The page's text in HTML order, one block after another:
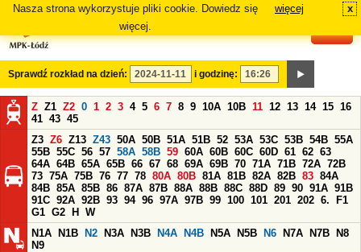
Nasza strona wykorzystuje pliki cookie. Dowiedz się
więcej.
więcej x
Sprawdź rozkład na dzień: i godzinę:
Z Z1 Z2 0 1 2 3 4 5 6 7 8 9 10A 10B 11 12 13 14 15 16
41 43 45
Z3 Z6 Z13 Z43 50A 50B 51A 51B 52 53A 53C 53B 54B 55A
55B 55C 56 57 58A 58B 59 60A 60B 60C 60D 61 62 63
64A 64B 65A 65B 66 67 68 69A 69B 70 71A 71B 72A 72B
73 75A 75B 76 77 78 80A 80B 81A 81B 82A 82B 83 84A
84B 85A 85B 86 87A 87B 88A 88B 88C 88D 89 90 91A 91B
91C 92A 92B 93 94 96 97A 97B 99 100 101 201 202 6.
F1
G1 G2 H
W
N1A
N1B N2 N3A N3B N4A N4B N5A N5B N6 N7A N7B
N8
N9